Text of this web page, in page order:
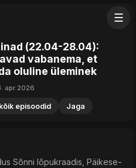
☰
(22.04-28.04):
vabanema, et
oluline üleminek
apr 2026
episoodid Jaga
Sõnni lõpukraadis, Päikese-